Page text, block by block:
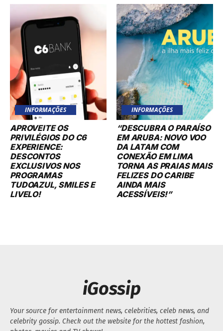
INFORMAÇÕES
APROVEITE OS
PRIVILÉGIOS DO C6
EXPERIENCE:
DESCONTOS
EXCLUSIVOS NOS
PROGRAMAS
TUDOAZUL, SMILES E
LIVELO!
INFORMAÇÕES
“DESCUBRA O PARAÍSO
EM ARUBA: NOVO VOO
DA LATAM COM
CONEXÃO EM LIMA
TORNA AS PRAIAS MAIS
FELIZES DO CARIBE
AINDA MAIS
ACESSÍVEIS!”
iGossip
Your source for entertainment news, celebrities, celeb news, and
celebrity gossip. Check out the website for the hottest fashion,